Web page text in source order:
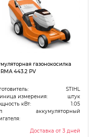
газонокосилка
443.2 PV
STIHL
измерения:
штук
кВт:
1.05
аккумуляторный
Доставка от 3 дней